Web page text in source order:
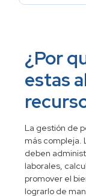
¿Por
estas
La gestión de
más compleja.
deben
laborales,
promover el
lograrlo de